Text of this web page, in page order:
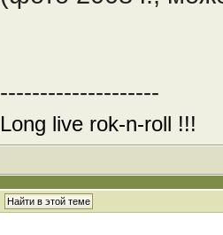
--------------------
Long live rok-n-roll !!!